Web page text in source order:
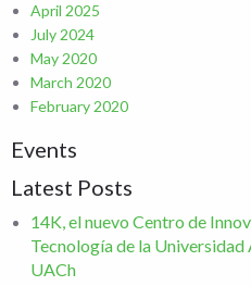
April 2025
July 2024
May 2020
March 2020
February 2020
Events
Latest Posts
14K, el nuevo Centro de
Tecnología de la
UACh